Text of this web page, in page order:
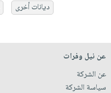
ديانات أخرى
عن نيل وفرات
عن الشركة
سياسة الشركة